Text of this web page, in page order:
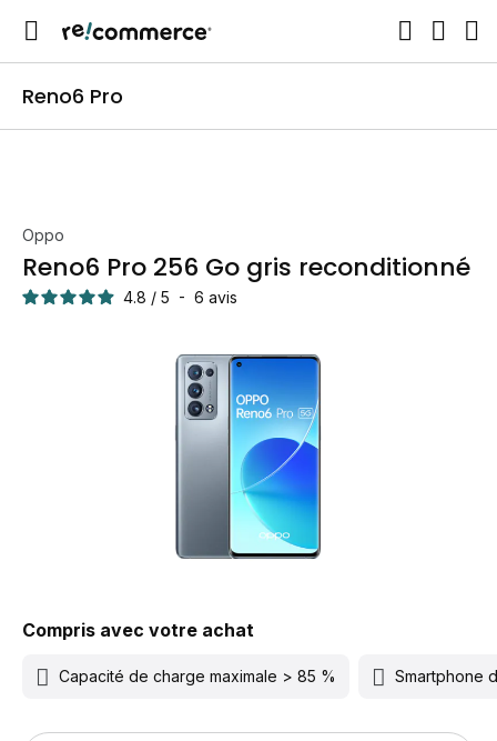
Reno6 Pro
Oppo
Reno6 Pro 256 Go gris reconditionné
4.8 / 5 - 6 avis
Compris avec votre achat
Capacité de charge maximale > 85 % Smartphone